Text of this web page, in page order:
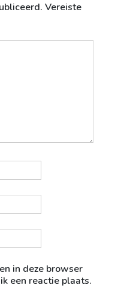
Vereiste
in deze browser
een reactie plaats.